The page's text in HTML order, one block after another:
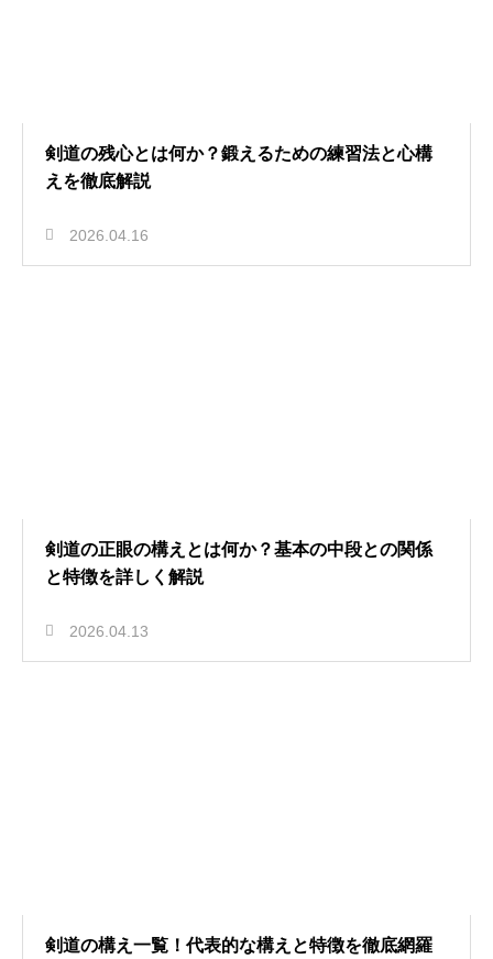
剣道の残心とは何か？鍛えるための練習法と心構
えを徹底解説
2026.04.16
剣道の正眼の構えとは何か？基本の中段との関係
と特徴を詳しく解説
2026.04.13
剣道の構え一覧！代表的な構えと特徴を徹底網羅